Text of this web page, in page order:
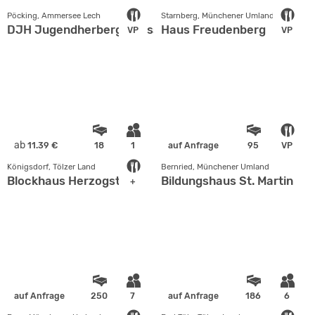
VP
Pöcking, Ammersee Lech
DJH Jugendherberge Possenhofen VP
Starnberg, Münchener Umland
Haus Freudenberg
ab 11.39 € 18 1
+
Königsdorf, Tölzer Land
Blockhaus Herzogstand
auf Anfrage 95 VP
Bernried, Münchener Umland
Bildungshaus St. Martin
auf Anfrage 250 7 auf Anfrage 186 6